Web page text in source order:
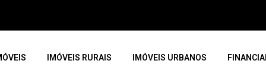
IMÓVEIS RURAIS IMÓVEIS URBANOS